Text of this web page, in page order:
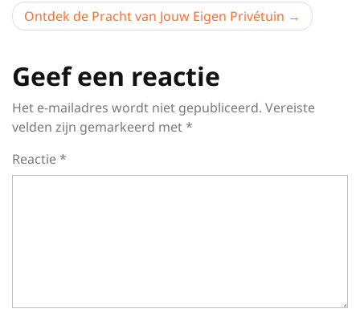
Ontdek de Pracht van Jouw Eigen Privétuin
Geef een reactie
Het e-mailadres wordt niet gepubliceerd. Vereiste
velden zijn gemarkeerd met*
Reactie*